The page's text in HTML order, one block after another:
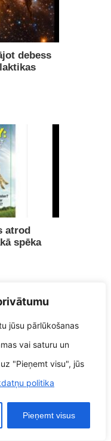
jūsu pārlūkošanas
vai saturu un
"Pieņemt visu", jūs
politika
Pieņemt visus
debess
atrod
spēka